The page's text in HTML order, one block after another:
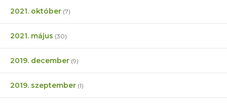
2021. október (7)
2021. május (30)
2019. december (9)
2019. szeptember (1)